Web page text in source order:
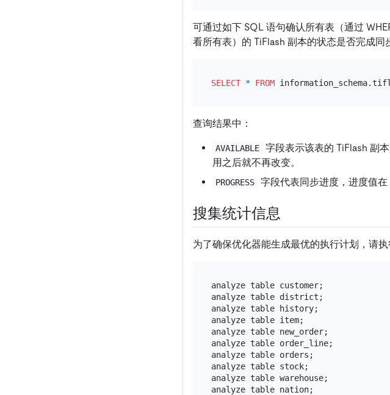
可通过如下 SQL 语句确认所有表（通过
看所有表）的 TiFlash 副本的状态是否完成同
SELECT * FROM
查询结果中：
AVAILABLE
字段表示该表的 TiFlash 副
用之后就不再改变。
PROGRESS 字段代表同步进度，进度值在
搜集统计信息
为了确保优化器能生成最优的执行计划，请
analyze table customer;
analyze table district;
analyze table history;
analyze table item;
analyze table new_order;
analyze table order_line;
analyze table orders;
analyze table stock;
analyze table warehouse;
analyze table nation;